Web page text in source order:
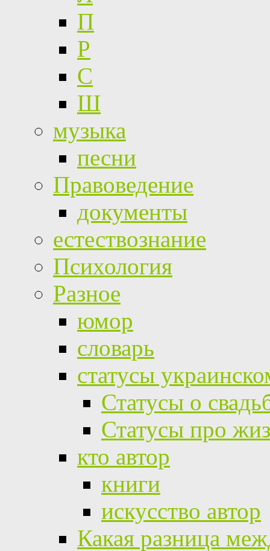
П
Р
С
Ш
музыка
песни
Правоведение
документы
естествознание
Психология
Разное
юмор
словарь
статусы
Статусы о
Статусы про
кто автор
книги
искусство автор
Какая разница